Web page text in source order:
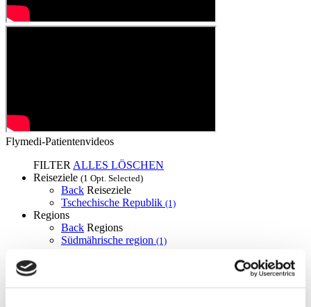
Flymedi-Patientenvideos
FILTER ALLES LÖSCHEN
Reiseziele (1 Opt. Selected)
Back Reiseziele
Tschechische Republik (1)
Regions
Back Regions
Südmährische region (1)
Flymedi
TÜRSAB – Transaktionen auf flymedi.com werden von